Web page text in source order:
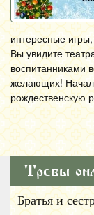
интересные
Вы увидите
воспитанниками
желающих!
рождественскую
Требы
Братья и